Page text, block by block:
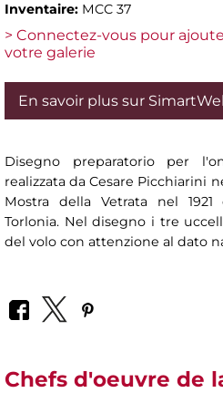
Inventaire: MCC 37
> Connectez-vous pour
votre galerie
En savoir plus sur
Disegno preparatorio per
realizzata da Cesare Picchiarini
Mostra della Vetrata nel
Torlonia. Nel disegno i tre
del volo con attenzione al dato
Chefs d'oeuvre de